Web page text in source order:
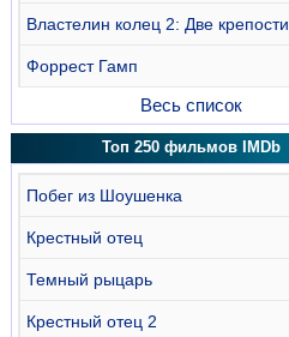
Властелин колец 2: Две крепости
Форрест Гамп
Весь список
Топ 250 фильмов IMDb
Побег из Шоушенка
Крестный отец
Темный рыцарь
Крестный отец 2